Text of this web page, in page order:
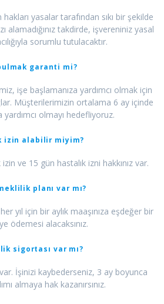
yasalar tarafından sıkı bir şekilde
alamadığınız takdirde, işvereniniz yasal
sorumlu tutulacaktır.
garanti mi?
işe başlamanıza yardımcı olmak için
Müşterilerimizin ortalama 6 ay içinde
yardımcı olmayı hedefliyoruz.
izin alabilir miyim?
izin ve 15 gün hastalık izni hakkınız var.
planı var mı?
her yıl için bir aylık maaşınıza eşdeğer bir
ödemesi alacaksınız.
sigortası var mı?
İşinizi kaybederseniz, 3 ay boyunca
almaya hak kazanırsınız.